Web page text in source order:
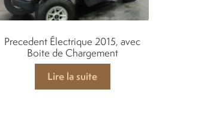
Precedent Électrique 2015, avec
Boite de Chargement
Lire la suite